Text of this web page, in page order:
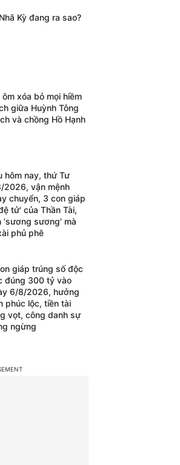
Kỳ đang ra sao?
ôm xóa bỏ mọi hiềm
giữa Huỳnh Tông
và chồng Hồ Hạnh
hôm nay, thứ Tư
2026, vận mệnh
chuyển, 3 con giáp
tử' của Thần Tài,
'sương sương' mà
phủ phê
giáp trúng số độc
đúng 300 tỷ vào
6/8/2026, hưởng
phúc lộc, tiền tài
vọt, công danh sự
ngừng